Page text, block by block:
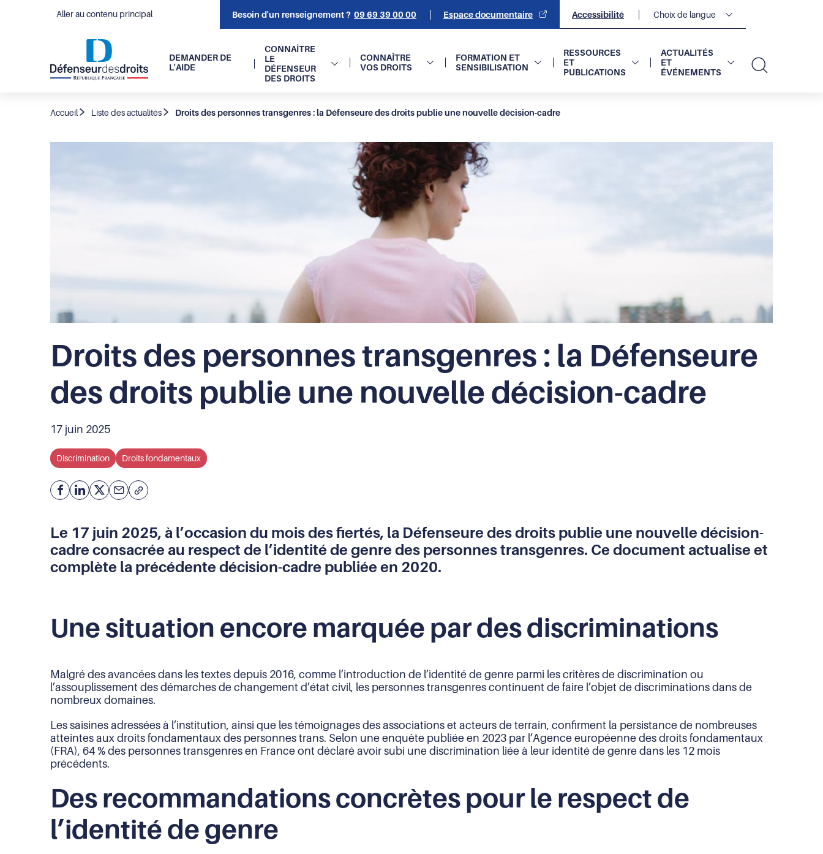
Aller au contenu principal Besoin d'un renseignement ? 09 69 39 00 00 Espace documentaire
secondaire
Accessibilité Choix de langue
Navigation
principale
DEMANDER DE
L'AIDE
CONNAÎTRE
LE
DÉFENSEUR
DES DROITS
CONNAÎTRE
VOS DROITS
FORMATION ET
SENSIBILISATION
RESSOURCES
ET
PUBLICATIONS
ACTUALITÉS
ET
ÉVÉNEMENTS
Fil
Accueil Liste des actualités Droits des personnes transgenres : la Défenseure des droits publie une nouvelle décision-cadre
Droits des personnes transgenres : la Défenseure
des droits publie une nouvelle décision-cadre
17 juin 2025
Discrimination Droits fondamentaux
Facebook
Partager
Partager
Courriel
Copier
la
page
(URL)
dans
le
Le 17 juin 2025, à l’occasion du mois des fiertés, la Défenseure des droits publie une nouvelle décision-
cadre consacrée au respect de l’identité de genre des personnes transgenres. Ce document actualise et
complète la précédente décision-cadre publiée en 2020.
Une situation encore marquée par des discriminations
Malgré des avancées dans les textes depuis 2016, comme l’introduction de l’identité de genre parmi les critères de discrimination ou
l’assouplissement des démarches de changement d’état civil, les personnes transgenres continuent de faire l’objet de discriminations dans de
nombreux domaines.
Les saisines adressées à l’institution, ainsi que les témoignages des associations et acteurs de terrain, confirment la persistance de nombreuses
atteintes aux droits fondamentaux des personnes trans. Selon une enquête publiée en 2023 par l’Agence européenne des droits fondamentaux
(FRA), 64 % des personnes transgenres en France ont déclaré avoir subi une discrimination liée à leur identité de genre dans les 12 mois
précédents.
Des recommandations concrètes pour le respect de
l’identité de genre